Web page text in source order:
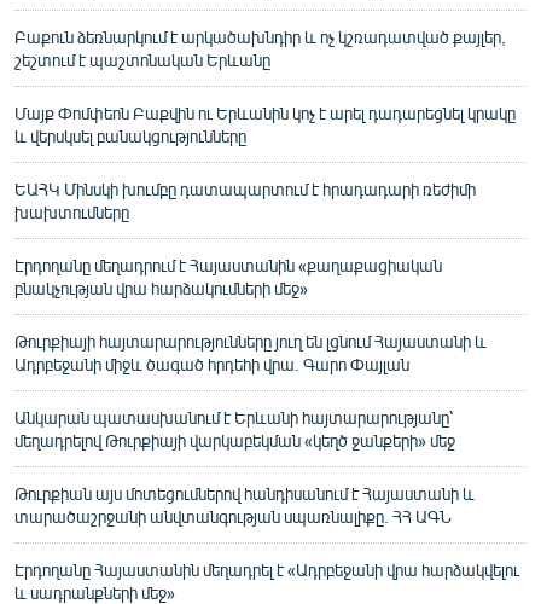
Բաքուն ձեռնարկում է արկածախնդիր և ոչ կշռադատված քայլեր,
շեշտում է պաշտոնական Երևանը
Մայք Փոմփեոն Բաքվին ու Երևանին կոչ է արել դադարեցնել կրակը
և վերսկսել բանակցությունները
ԵԱՀԿ Մինսկի խումբը դատապարտում է հրադադարի ռեժիմի
խախտումները
Էրդողանը մեղադրում է Հայաստանին «քաղաքացիական
բնակչության վրա հարձակումների մեջ»
Թուրքիայի հայտարարությունները յուղ են լցնում Հայաստանի և
Ադրբեջանի միջև ծագած հրդեհի վրա. Գարո Փայլան
Անկարան պատասխանում է Երևանի հայտարարությանը՝
մեղադրելով Թուրքիայի վարկաբեկման «կեղծ ջանքերի» մեջ
Թուրքիան այս մոտեցումներով հանդիսանում է Հայաստանի և
տարածաշրջանի անվտանգության սպառնալիքը. ՀՀ ԱԳՆ
Էրդողանը Հայաստանին մեղադրել է «Ադրբեջանի վրա հարձակվելու
և սադրանքների մեջ»